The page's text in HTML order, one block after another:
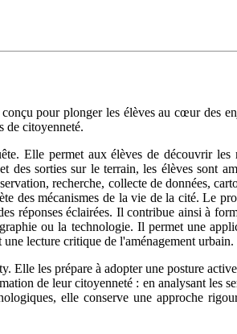
pour plonger les élèves au cœur des
de citoyenneté.
Elle permet aux élèves de découvrir
sorties sur le terrain, les élèves sont
recherche, collecte de données,
des mécanismes de la vie de la cité. Le
réponses éclairées. Il contribue ainsi à
ou la technologie. Il permet une
lecture critique de l'aménagement urbain.
les prépare à adopter une posture
de leur citoyenneté : en analysant les
elle conserve une approche